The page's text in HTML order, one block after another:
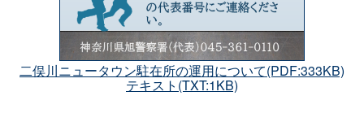
二俣川ニュータウン駐在所の運用について(PDF:333KB)
テキスト(TXT:1KB)